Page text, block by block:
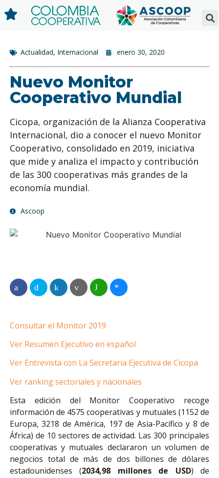
Actualidad, Internacional enero 30, 2020
Nuevo Monitor
Cooperativo Mundial
Cicopa, organización de la Alianza Cooperativa
Internacional, dio a conocer el nuevo Monitor
Cooperativo, consolidado en 2019, iniciativa
que mide y analiza el impacto y contribución
de las 300 cooperativas más grandes de la
economía mundial.
Ascoop
Consultar el Monitor 2019
Ver Resumen Ejecutivo en español
Ver Entrevista con La Secretaria Ejecutiva de Cicopa
Ver ranking sectoriales y nacionales
Esta edición del Monitor Cooperativo recoge
información de 4575 cooperativas y mutuales (1152 de
Europa, 3218 de América, 197 de Asia-Pacífico y 8 de
África) de 10 sectores de actividad. Las 300 principales
cooperativas y mutuales declararon un volumen de
negocios total de más de dos billones de dólares
estadounidenses (2034,98 millones de USD) de